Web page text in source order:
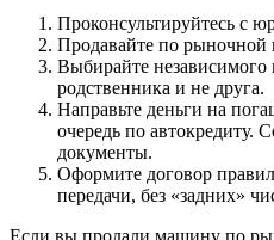
Проконсультируйтесь с
Продавайте по рыночной
Выбирайте
родственника и не друга.
Направьте деньги на
очередь по автокредиту.
документы.
Оформите договор
передачи, без «задних»